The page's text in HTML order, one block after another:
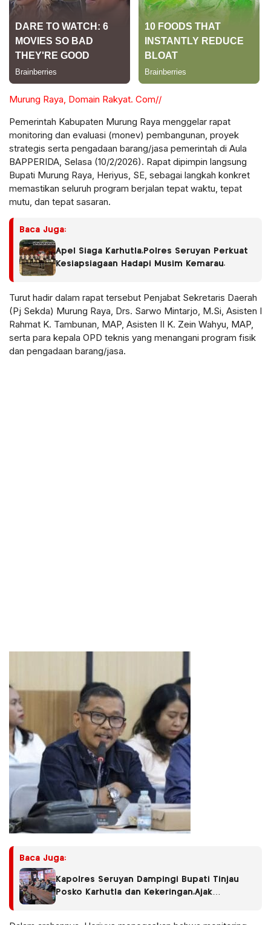
Murung Raya, Domain Rakyat. Com//
Pemerintah Kabupaten Murung Raya menggelar rapat
monitoring dan evaluasi (monev) pembangunan, proyek
strategis serta pengadaan barang/jasa pemerintah di Aula
BAPPERIDA, Selasa (10/2/2026). Rapat dipimpin langsung
Bupati Murung Raya, Heriyus, SE, sebagai langkah konkret
memastikan seluruh program berjalan tepat waktu, tepat
mutu, dan tepat sasaran.
Baca Juga:
Apel Siaga Karhutla,Polres Seruyan Perkuat
Kesiapsiagaan Hadapi Musim Kemarau.
Turut hadir dalam rapat tersebut Penjabat Sekretaris Daerah
(Pj Sekda) Murung Raya, Drs. Sarwo Mintarjo, M.Si, Asisten I
Rahmat K. Tambunan, MAP, Asisten II K. Zein Wahyu, MAP,
serta para kepala OPD teknis yang menangani program fisik
dan pengadaan barang/jasa.
Baca Juga:
Kapolres Seruyan Dampingi Bupati Tinjau
Posko Karhutla dan Kekeringan,Ajak